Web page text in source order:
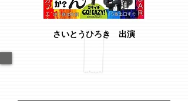
さいとうひろき 出演